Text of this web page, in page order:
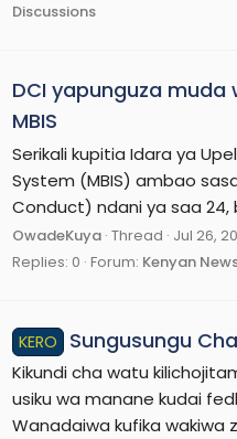
Discussions
DCI yapunguza
MBIS
Serikali kupitia Idara ya
System (MBIS) ambao
Conduct) ndani ya saa 24,
OwadeKuya Thread Jul 26,
Replies: 0 Forum: Kenyan
KERO Sungusungu
Kikundi cha watu
usiku wa manane kudai
Wanadaiwa kufika wakiwa